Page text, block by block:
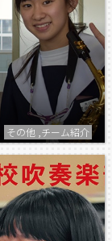
その他 ,チーム紹介